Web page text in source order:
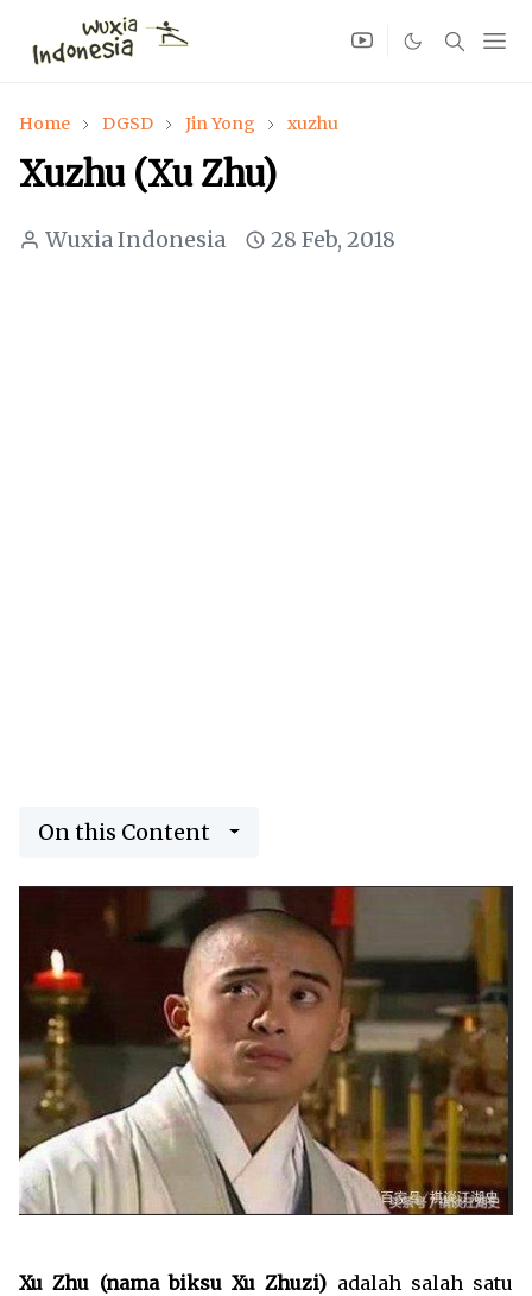
Home DGSD Jin Yong xuzhu
Xuzhu (Xu Zhu)
Wuxia Indonesia 28 Feb, 2018
On this Content
Xu Zhu (nama biksu Xu Zhuzi) adalah salah satu